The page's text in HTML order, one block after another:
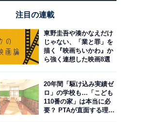
注目の連載
東野圭吾や湊かなえだけ
じゃない、「業と罪」を
描く『映画ちいかわ』か
ら強く連想した映画8選
20年間「駆け込み実績ゼ
ロ」の学校も…「こども
110番の家」は本当に必
要？ PTAが直面する理想